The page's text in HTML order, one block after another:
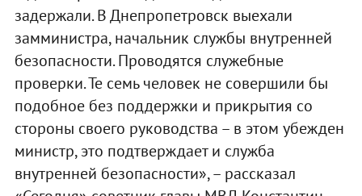
задержали. В Днепропетровск выехали
замминистра, начальник службы внутренней
безопасности. Проводятся служебные
проверки. Те семь человек не совершили бы
подобное без поддержки и прикрытия со
стороны своего руководства – в этом убежден
министр, это подтверждает и служба
внутренней безопасности», – рассказал